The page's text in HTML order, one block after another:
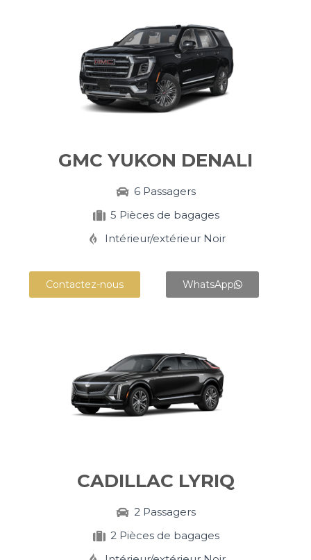
+
GMC YUKON DENALI
6 Passagers
5 Pièces de bagages
Intérieur/extérieur Noir​
Contactez-nous WhatsApp
+
CADILLAC LYRIQ
2 Passagers
2 Pièces de bagages